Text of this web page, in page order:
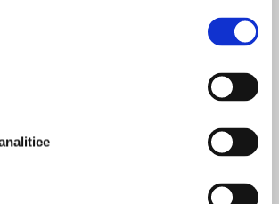
such big trouble? Will Marley's
nu există recenzii